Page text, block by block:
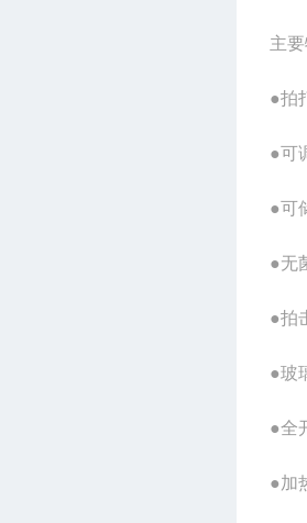
主
●拍
●可
●可
●无
●拍
●玻
●全
●加